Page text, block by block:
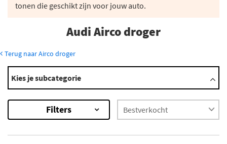
tonen die geschikt zijn voor jouw auto.
Audi Airco droger
Terug naar Airco droger
Modellen
100
200
90
A1
Kies je subcategorie
Filters